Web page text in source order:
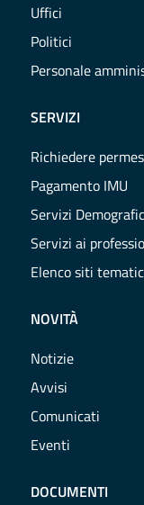
Uffici
Politici
Personale
SERVIZI
Richiedere
Pagamento IMU
Servizi
Servizi ai
Elenco siti
NOVITÀ
Notizie
Avvisi
Comunicati
Eventi
DOCUMENTI